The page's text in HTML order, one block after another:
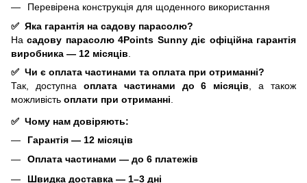
Перевірена конструкція для щоденного використання
✅ Яка гарантія на садову парасолю?
Насадову парасолю 4Points Sunnyдіє офіційна гарантія
виробника — 12 місяців
✅ Чи є оплата частинами та оплата при отриманні?
Так, доступна оплата частинами до 6 місяців , а також
можливість оплати при отриманні
✅ Чому нам довіряють:
Гарантія — 12 місяців
Оплата частинами — до 6 платежів
Швидка доставка — 1–3 дні